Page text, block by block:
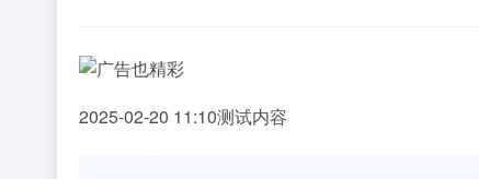
2025-02-20 11:10测试内容